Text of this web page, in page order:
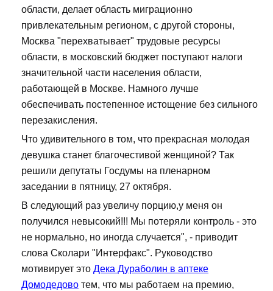
области, делает область миграционно
привлекательным регионом, с другой стороны,
Москва "перехватывает" трудовые ресурсы
области, в московский бюджет поступают налоги
значительной части населения области,
работающей в Москве. Намного лучше
обеспечивать постепенное истощение без сильного
перезакисления.
Что удивительного в том, что прекрасная молодая
девушка станет благочестивой женщиной? Так
решили депутаты Госдумы на пленарном
заседании в пятницу, 27 октября.
В следующий раз увеличу порцию,у меня он
получился невысокий!!! Мы потеряли контроль - это
не нормально, но иногда случается", - приводит
слова Сколари "Интерфакс". Руководство
мотивирует это Дека Дураболин в аптеке
Домодедово тем, что мы работаем на премию,